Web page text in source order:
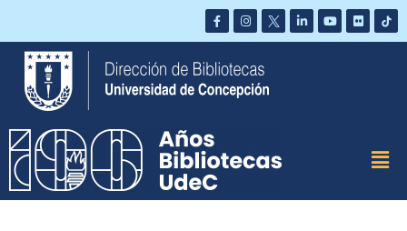
Saltar
contenido